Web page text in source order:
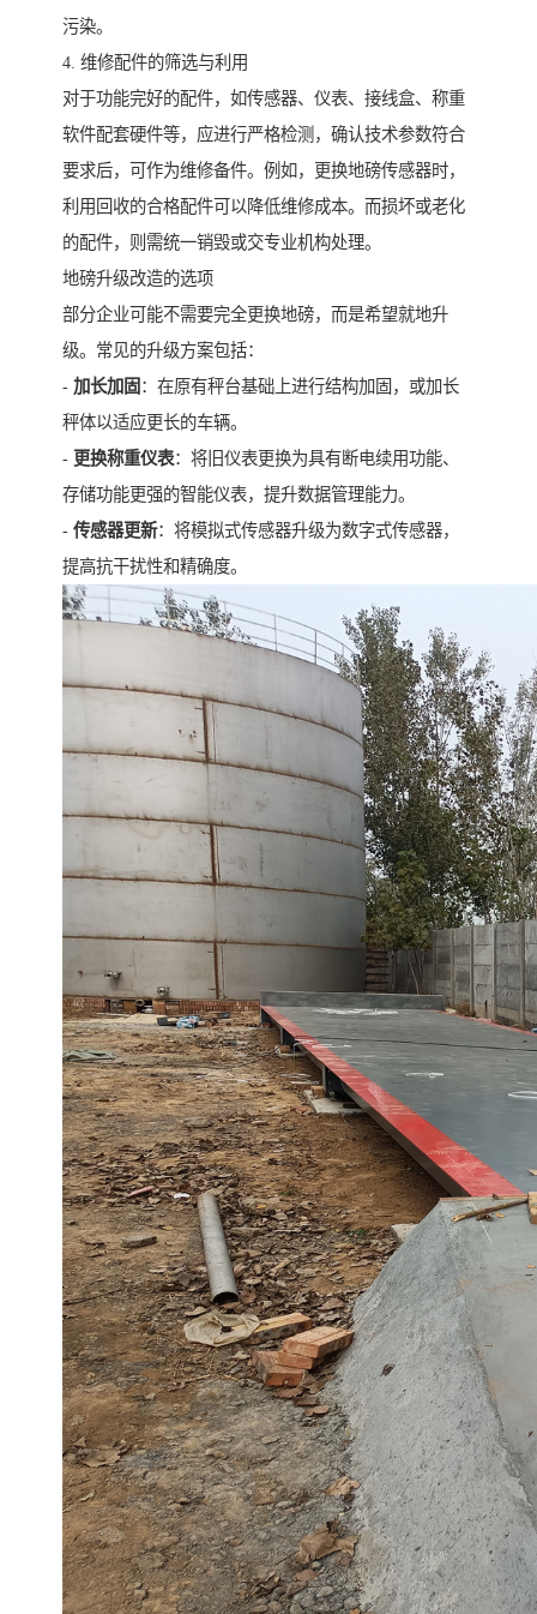
污染。
4. 维修配件的筛选与利用
对于功能完好的配件，如传感器、仪表、接线盒、称重
软件配套硬件等，应进行严格检测，确认技术参数符合
要求后，可作为维修备件。例如，更换地磅传感器时，
利用回收的合格配件可以降低维修成本。而损坏或老化
的配件，则需统一销毁或交专业机构处理。
地磅升级改造的选项
部分企业可能不需要完全更换地磅，而是希望就地升
级。常见的升级方案包括：
- 加长加固 ：在原有秤台基础上进行结构加固，或加长
秤体以适应更长的车辆。
- 更换称重仪表：将旧仪表更换为具有断电续用功能、
存储功能更强的智能仪表，提升数据管理能力。
- 传感器更新：将模拟式传感器升级为数字式传感器，
提高抗干扰性和精确度。